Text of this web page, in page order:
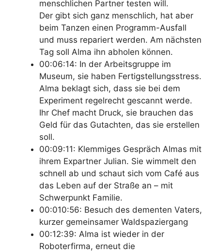
menschlichen Partner testen will.
Der gibt sich ganz menschlich, hat aber
beim Tanzen einen Programm-Ausfall
und muss repariert werden. Am nächsten
Tag soll Alma ihn abholen können.
00:06:14: In der Arbeitsgruppe im
Museum, sie haben Fertigstellungsstress.
Alma beklagt sich, dass sie bei dem
Experiment regelrecht gescannt werde.
Ihr Chef macht Druck, sie brauchen das
Geld für das Gutachten, das sie erstellen
soll.
00:09:11: Klemmiges Gespräch Almas mit
ihrem Expartner Julian. Sie wimmelt den
schnell ab und schaut sich vom Café aus
das Leben auf der Straße an – mit
Schwerpunkt Familie.
00:010:56: Besuch des dementen Vaters,
kurzer gemeinsamer Waldspaziergang
00:12:39: Alma ist wieder in der
Roboterfirma, erneut die